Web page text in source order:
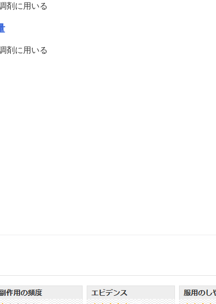
剤に用いる
剤に用いる